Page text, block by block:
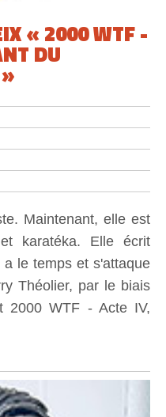
« 2000 WTF -
DU
Maintenant, elle est
karatéka. Elle écrit
le temps et s'attaque
Théolier, par le biais
2000 WTF - Acte IV,